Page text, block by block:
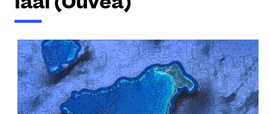
Iaai (Ouvéa)